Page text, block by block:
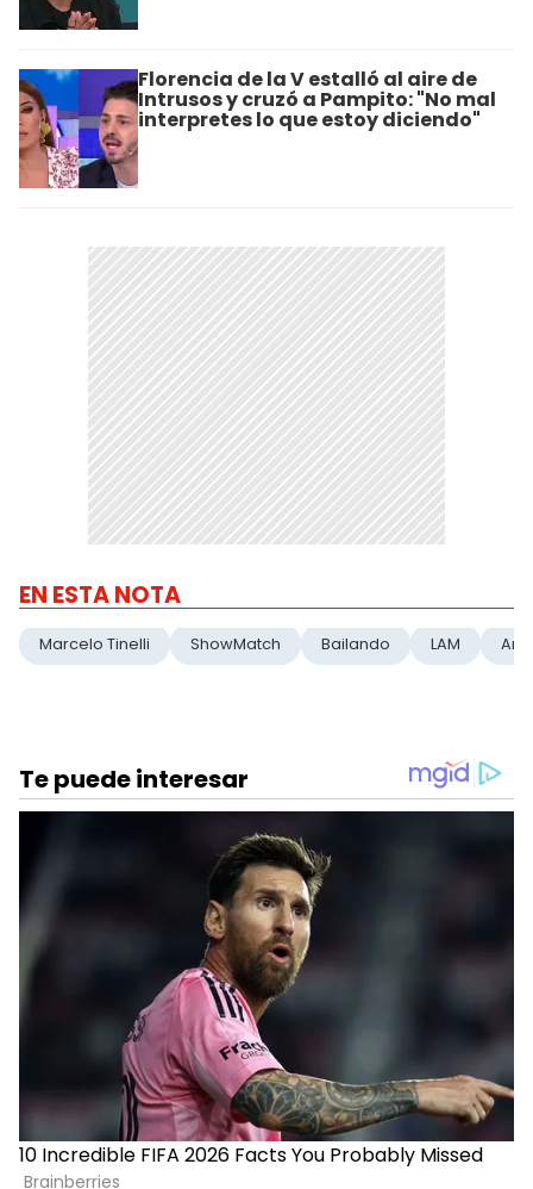
Florencia de la V estalló al aire de
Intrusos y cruzó a Pampito: "No mal
interpretes lo que estoy diciendo"
EN ESTA NOTA
Marcelo Tinelli ShowMatch Bailando LAM